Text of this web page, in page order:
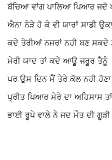
ਬੱਚਿਆ ਵਾਂਗ ਪਾਲਿਆ ਪਿਆਰ ਜਦੋ
ਐਨਾ ਨੇੜੇ ਹੋ ਕੇ ਵੀ ਯਾਰਾਂ ਸਾਡੀ
ਕਦੇ ਤੇਰੀਆਂ ਨਜਰਾਂ ਨਹੀ ਬਣ ਸਕਦੇ
ਮੇਰੀ ਯਾਦ ਤਾਂ ਕਦੇ ਆਊ ਜਰੂਰ ਤੈਨੂੰ
ਪਰ ਉਸ ਦਿਨ ਮੈਂ ਤੇਰੇ ਕੋਲ ਨਹੀ ਹੋਣਾ
ਪ੍ਰੀਤ ਪਿਆਰ ਮੇਰੇ ਦਾ ਅਹਿਸਾਸ
ਭਾਈ ਰੂਪੇ ਵਾਲੇ ਨੇ ਜਦ ਮੌਤ ਦੀ ਗੂੜੀ